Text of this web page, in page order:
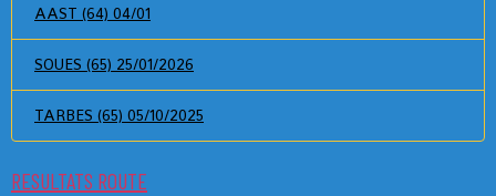
AAST (64) 04/01
SOUES (65) 25/01/2026
TARBES (65) 05/10/2025
RESULTATS ROUTE